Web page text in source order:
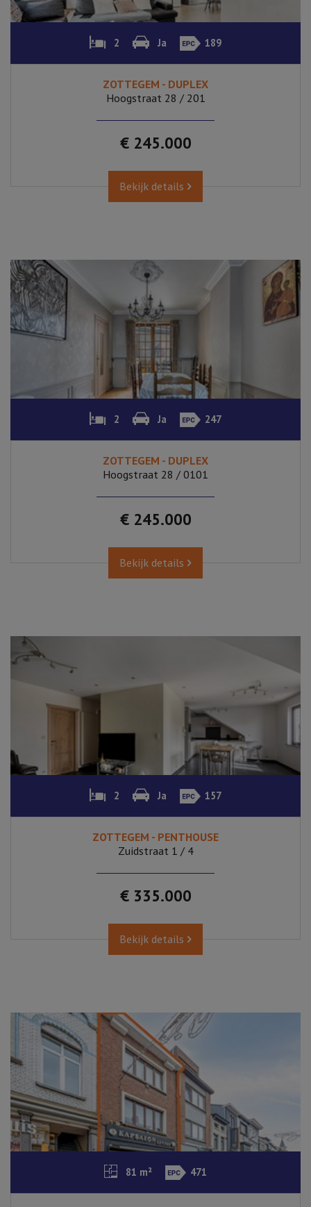
2 Ja 189
ZOTTEGEM - DUPLEX
Hoogstraat 28 / 201
€ 245.000
Bekijk details
2 Ja 247
ZOTTEGEM - DUPLEX
Hoogstraat 28 / 0101
€ 245.000
Bekijk details
2 Ja 157
ZOTTEGEM - PENTHOUSE
Zuidstraat 1 / 4
€ 335.000
Bekijk details
81 m² 471